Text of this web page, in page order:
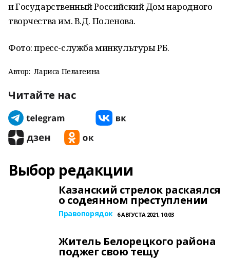
и Государственный Российский Дом народного
творчества им. В.Д. Поленова.
Фото: пресс-служба минкультуры РБ.
Автор: Лариса Пелагеина
Читайте нас
Выбор редакции
Казанский стрелок раскаялся
о содеянном преступлении
Правопорядок 6 АВГУСТА 2021, 10:03
Житель Белорецкого района
поджег свою тещу